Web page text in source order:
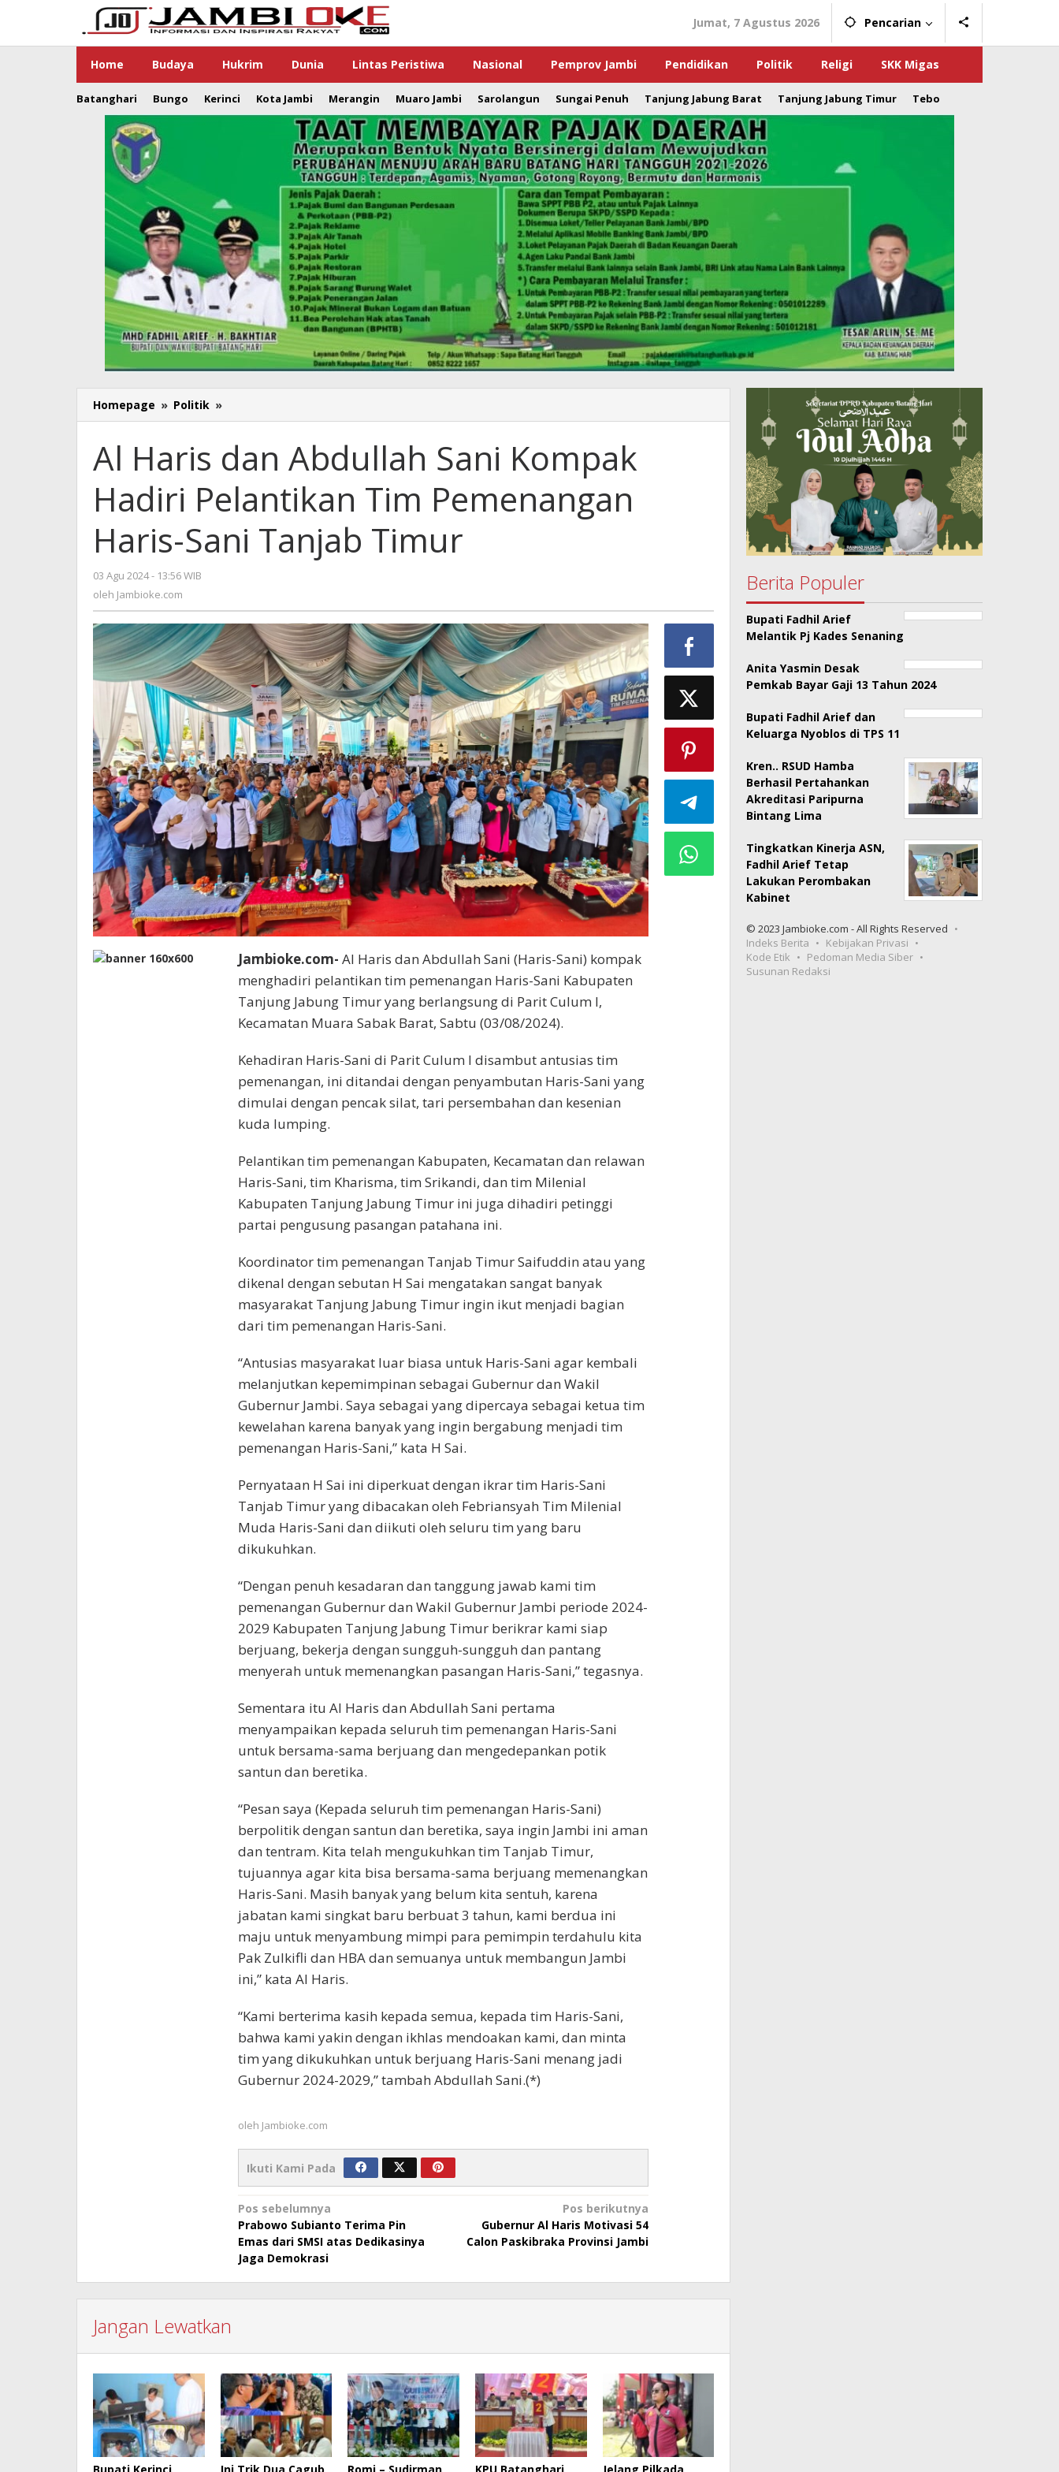
Jumat, 7 Agustus 2026 Pencarian
Home Budaya Hukrim Dunia Lintas Peristiwa Nasional Pemprov Jambi Pendidikan Politik Religi SKK Migas
Batanghari Bungo Kerinci Kota Jambi Merangin Muaro Jambi Sarolangun Sungai Penuh Tanjung Jabung Barat Tanjung Jabung Timur Tebo
Homepage » Politik »
Haris
Abdullah
Sani
Kompak
Hadiri
Tim
Pemenangan
Timur
Al Haris dan Abdullah Sani Kompak
Hadiri Pelantikan Tim Pemenangan
Haris-Sani Tanjab Timur
03 Agu 2024 - 13:56 WIB
oleh Jambioke.com
Jambioke.com- Al Haris dan Abdullah Sani (Haris-Sani) kompak
menghadiri pelantikan tim pemenangan Haris-Sani Kabupaten
Tanjung Jabung Timur yang berlangsung di Parit Culum I,
Kecamatan Muara Sabak Barat, Sabtu (03/08/2024).
Kehadiran Haris-Sani di Parit Culum I disambut antusias tim
pemenangan, ini ditandai dengan penyambutan Haris-Sani yang
dimulai dengan pencak silat, tari persembahan dan kesenian
kuda lumping.
Pelantikan tim pemenangan Kabupaten, Kecamatan dan relawan
Haris-Sani, tim Kharisma, tim Srikandi, dan tim Milenial
Kabupaten Tanjung Jabung Timur ini juga dihadiri petinggi
partai pengusung pasangan patahana ini.
Koordinator tim pemenangan Tanjab Timur Saifuddin atau yang
dikenal dengan sebutan H Sai mengatakan sangat banyak
masyarakat Tanjung Jabung Timur ingin ikut menjadi bagian
dari tim pemenangan Haris-Sani.
“Antusias masyarakat luar biasa untuk Haris-Sani agar kembali
melanjutkan kepemimpinan sebagai Gubernur dan Wakil
Gubernur Jambi. Saya sebagai yang dipercaya sebagai ketua tim
kewelahan karena banyak yang ingin bergabung menjadi tim
pemenangan Haris-Sani,” kata H Sai.
Pernyataan H Sai ini diperkuat dengan ikrar tim Haris-Sani
Tanjab Timur yang dibacakan oleh Febriansyah Tim Milenial
Muda Haris-Sani dan diikuti oleh seluru tim yang baru
dikukuhkan.
“Dengan penuh kesadaran dan tanggung jawab kami tim
pemenangan Gubernur dan Wakil Gubernur Jambi periode 2024-
2029 Kabupaten Tanjung Jabung Timur berikrar kami siap
berjuang, bekerja dengan sungguh-sungguh dan pantang
menyerah untuk memenangkan pasangan Haris-Sani,” tegasnya.
Sementara itu Al Haris dan Abdullah Sani pertama
menyampaikan kepada seluruh tim pemenangan Haris-Sani
untuk bersama-sama berjuang dan mengedepankan potik
santun dan beretika.
“Pesan saya (Kepada seluruh tim pemenangan Haris-Sani)
berpolitik dengan santun dan beretika, saya ingin Jambi ini aman
dan tentram. Kita telah mengukuhkan tim Tanjab Timur,
tujuannya agar kita bisa bersama-sama berjuang memenangkan
Haris-Sani. Masih banyak yang belum kita sentuh, karena
jabatan kami singkat baru berbuat 3 tahun, kami berdua ini
maju untuk menyambung mimpi para pemimpin terdahulu kita
Pak Zulkifli dan HBA dan semuanya untuk membangun Jambi
ini,” kata Al Haris.
“Kami berterima kasih kepada semua, kepada tim Haris-Sani,
bahwa kami yakin dengan ikhlas mendoakan kami, dan minta
tim yang dikukuhkan untuk berjuang Haris-Sani menang jadi
Gubernur 2024-2029,” tambah Abdullah Sani.(*)
oleh Jambioke.com
Ikuti Kami Pada
Navigasi
pos
Pos sebelumnya
Prabowo Subianto Terima Pin
Emas dari SMSI atas Dedikasinya
Jaga Demokrasi
Pos berikutnya
Gubernur Al Haris Motivasi 54
Calon Paskibraka Provinsi Jambi
Jangan Lewatkan
Berita Populer
Bupati Fadhil Arief
Melantik Pj Kades Senaning
Anita Yasmin Desak
Pemkab Bayar Gaji 13 Tahun 2024
Bupati Fadhil Arief dan
Keluarga Nyoblos di TPS 11
Kren.. RSUD Hamba
Berhasil Pertahankan
Akreditasi Paripurna
Bintang Lima
Tingkatkan Kinerja ASN,
Fadhil Arief Tetap
Lakukan Perombakan
Kabinet
© 2023 Jambioke.com - All Rights Reserved
Indeks Berita
Kebijakan Privasi
Kode Etik
Pedoman Media Siber
Susunan Redaksi